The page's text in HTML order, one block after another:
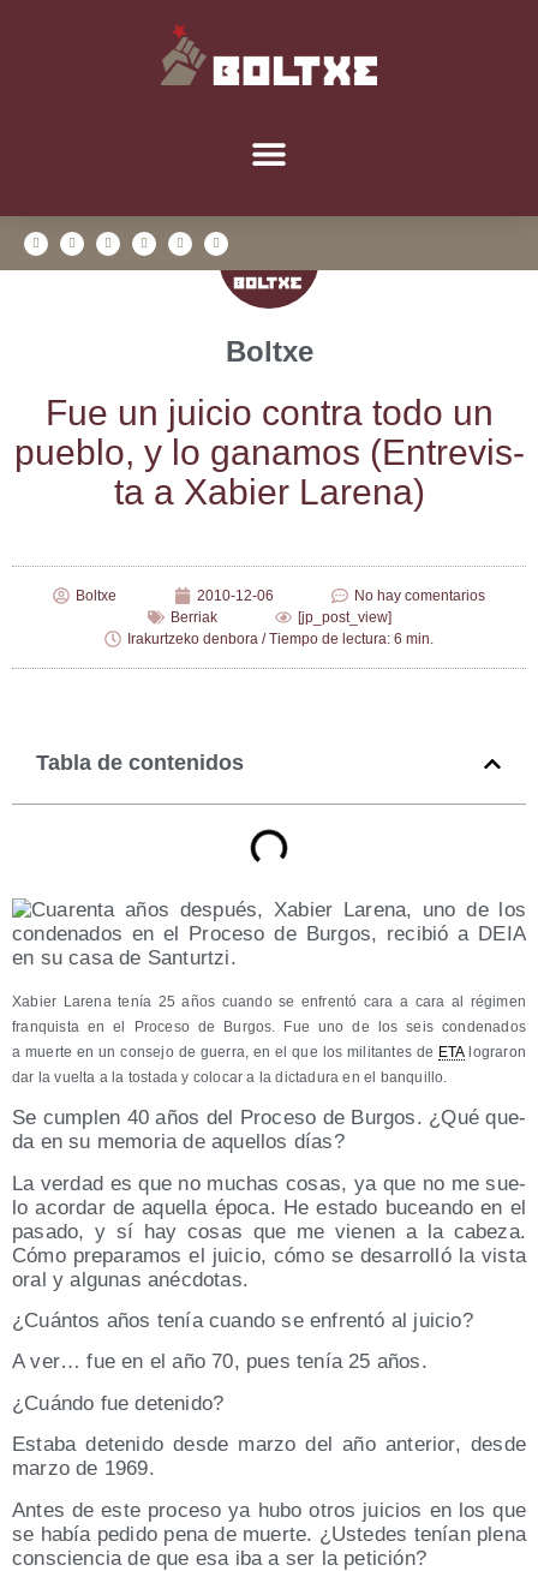
Boltxe
Fue un jui­cio con­tra todo un
pue­blo, y lo gana­mos (Entre­vis­
ta a Xabier Larena)
Boltxe 2010-12-06
No hay comentarios
Berriak
[jp_post_view]
Irakurtzeko denbora / Tiempo de lectura: 6 min.
Tabla de contenidos
Xabier Lare­na tenía 25 años cuan­do se enfren­tó cara a cara al régi­men
fran­quis­ta en el Pro­ce­so de Bur­gos. Fue uno de los seis con­de­na­dos
a muer­te en un con­se­jo de gue­rra, en el que los mili­tan­tes de ETAlogra­ron
dar la vuel­ta a la tos­ta­da y colo­car a la dic­ta­du­ra en el banquillo.
Se cum­plen 40 años del Pro­ce­so de Bur­gos. ¿Qué que­
da en su memo­ria de aque­llos días?
La ver­dad es que no muchas cosas, ya que no me sue­
lo acor­dar de aque­lla épo­ca. He esta­do bucean­do en el
pasa­do, y sí hay cosas que me vie­nen a la cabe­za.
Cómo pre­pa­ra­mos el jui­cio, cómo se desa­rro­lló la vis­ta
oral y algu­nas anécdotas.
¿Cuán­tos años tenía cuan­do se enfren­tó al juicio?
A ver… fue en el año 70, pues tenía 25 años.
¿Cuán­do fue detenido?
Esta­ba dete­ni­do des­de mar­zo del año ante­rior, des­de
mar­zo de 1969.
Antes de este pro­ce­so ya hubo otros jui­cios en los que
se había pedi­do pena de muer­te. ¿Uste­des tenían ple­na
cons­cien­cia de que esa iba a ser la petición?